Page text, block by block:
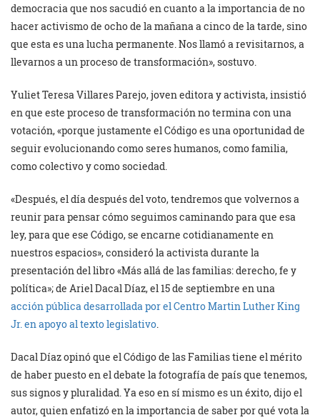
democracia que nos sacudió en cuanto a la importancia de no
hacer activismo de ocho de la mañana a cinco de la tarde, sino
que esta es una lucha permanente. Nos llamó a revisitarnos, a
llevarnos a un proceso de transformación», sostuvo.
Yuliet Teresa Villares Parejo, joven editora y activista, insistió
en que este proceso de transformación no termina con una
votación, «porque justamente el Código es una oportunidad de
seguir evolucionando como seres humanos, como familia,
como colectivo y como sociedad.
«Después, el día después del voto, tendremos que volvernos a
reunir para pensar cómo seguimos caminando para que esa
ley, para que ese Código, se encarne cotidianamente en
nuestros espacios», consideró la activista durante la
presentación del libro «Más allá de las familias: derecho, fe y
política»; de Ariel Dacal Díaz, el 15 de septiembre en una
acción pública desarrollada por el Centro Martin Luther King
Jr. en apoyo al texto legislativo.
Dacal Díaz opinó que el Código de las Familias tiene el mérito
de haber puesto en el debate la fotografía de país que tenemos,
sus signos y pluralidad. Ya eso en sí mismo es un éxito, dijo el
autor, quien enfatizó en la importancia de saber por qué vota la